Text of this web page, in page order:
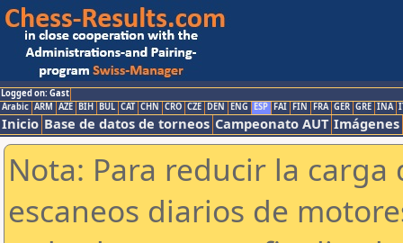
Logged on: Gast
Arabic ARM AZE BIH BUL CAT CHN CRO CZE DEN ENG ESP FAI FIN FRA GER GRE INA
Inicio Base de datos de torneos Campeonato AUT Imágenes
Nota: Para reducir la
escaneos diarios de